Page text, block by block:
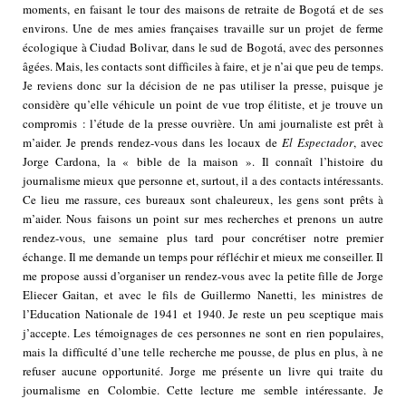
moments, en faisant le tour des maisons de retraite de Bogotá et de ses
environs. Une de mes amies françaises travaille sur un projet de ferme
écologique à Ciudad Bolivar, dans le sud de Bogotá, avec des personnes
âgées. Mais, les contacts sont difficiles à faire, et je n’ai que peu de temps.
Je reviens donc sur la décision de ne pas utiliser la presse, puisque je
considère qu’elle véhicule un point de vue trop élitiste, et je trouve un
compromis : l’étude de la presse ouvrière. Un ami journaliste est prêt à
m’aider. Je prends rendez-vous dans les locaux de El Espectador, avec
Jorge Cardona, la « bible de la maison ». Il connaît l’histoire du
journalisme mieux que personne et, surtout, il a des contacts intéressants.
Ce lieu me rassure, ces bureaux sont chaleureux, les gens sont prêts à
m’aider. Nous faisons un point sur mes recherches et prenons un autre
rendez-vous, une semaine plus tard pour concrétiser notre premier
échange. Il me demande un temps pour réfléchir et mieux me conseiller. Il
me propose aussi d’organiser un rendez-vous avec la petite fille de Jorge
Eliecer Gaitan, et avec le fils de Guillermo Nanetti, les ministres de
l’Education Nationale de 1941 et 1940. Je reste un peu sceptique mais
j’accepte. Les témoignages de ces personnes ne sont en rien populaires,
mais la difficulté d’une telle recherche me pousse, de plus en plus, à ne
refuser aucune opportunité. Jorge me présente un livre qui traite du
journalisme en Colombie. Cette lecture me semble intéressante. Je